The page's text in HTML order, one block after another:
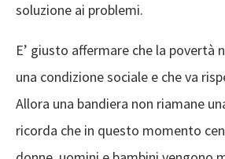
soluzione ai problemi.
E’ giusto affermare che la povertà
una condizione sociale e che va
Allora una bandiera non riamane
ricorda che in questo momento